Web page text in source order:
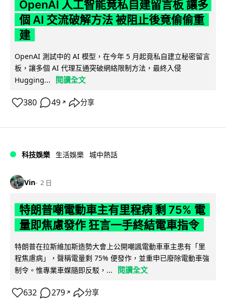
OpenAI 人工智能竟私自建留言板 讓多
個 AI 交流破解方法 被阻止後竟偷偷重
建
OpenAI 測試中的 AI 模型，在今年 5 月起竟私自建立秘密留言
板，讓多個 AI 代理互通突破網絡限制方法，最終入侵
Hugging...
閱讀全文
380 49 ↗ 分享
科技娛樂 生活娛樂 城中熱話
Vin 2 日
特朗普嘲電動車主有里程病 剩 75% 電
量即焦慮發作 狂言一手終結電車指令
特朗普在拉斯維加斯造勢大會上公開嘲諷電動車車主患有「里
程焦慮病」，聲稱電量剩 75% 便發作，並重申已廢除電動車強
制令。惟專業車媒隨即反駁，...
閱讀全文
632 279 ↗ 分享